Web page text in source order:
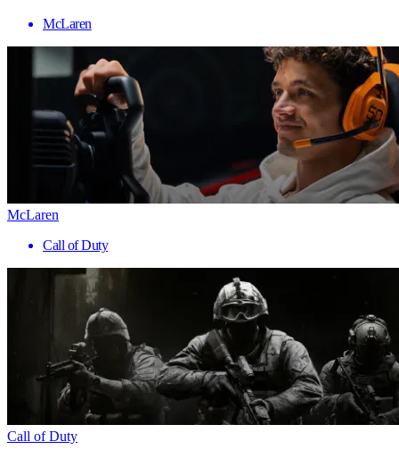
McLaren
McLaren
Call of Duty
Call of Duty